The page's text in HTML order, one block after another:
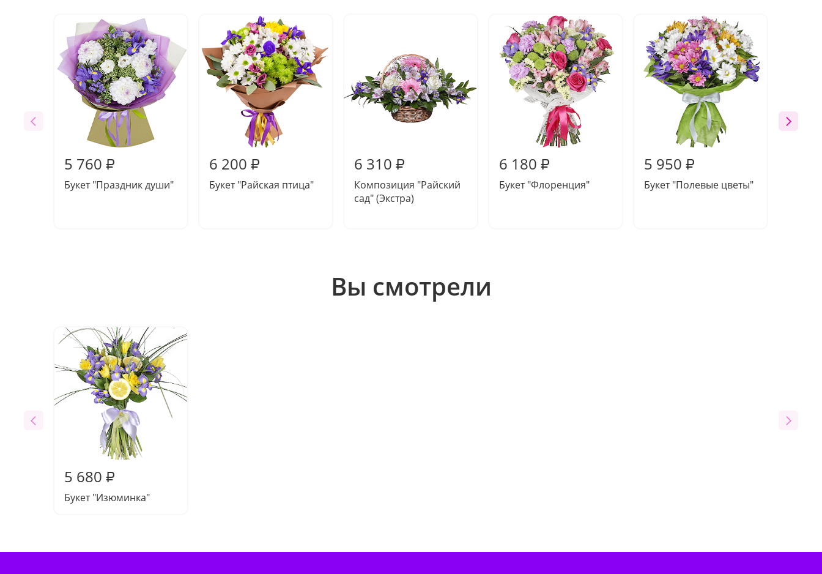
5 760 ₽
Букет "Праздник души"
6 200 ₽
Букет "Райская птица"
6 310 ₽
Композиция "Райский
сад" (Экстра)
6 180 ₽
Букет "Флоренция"
5 950 ₽
Букет "Полевые цветы"
Вы смотрели
5 680 ₽
Букет "Изюминка"